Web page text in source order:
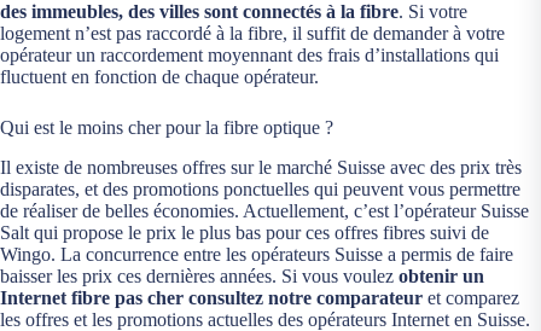
des immeubles, des villes sont connectés à la fibre. Si votre
logement n’est pas raccordé à la fibre, il suffit de demander à votre
opérateur un raccordement moyennant des frais d’installations qui
fluctuent en fonction de chaque opérateur.
Qui est le moins cher pour la fibre optique ?
Il existe de nombreuses offres sur le marché Suisse avec des prix très
disparates, et des promotions ponctuelles qui peuvent vous permettre
de réaliser de belles économies. Actuellement, c’est l’opérateur Suisse
Salt qui propose le prix le plus bas pour ces offres fibres suivi de
Wingo. La concurrence entre les opérateurs Suisse a permis de faire
baisser les prix ces dernières années. Si vous voulez obtenir un
Internet fibre pas cher consultez notre comparateur et comparez
les offres et les promotions actuelles des opérateurs Internet en Suisse.